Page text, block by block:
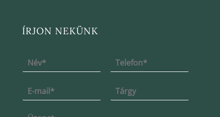
ÍRJON NEKÜNK